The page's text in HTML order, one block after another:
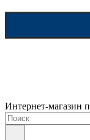
Интернет-магазин